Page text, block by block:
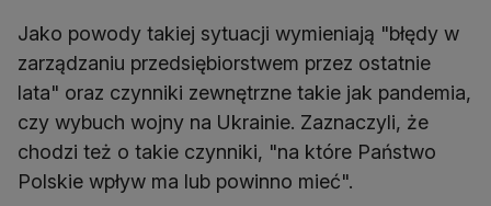
Jako powody takiej sytuacji wymieniają "błędy w
zarządzaniu przedsiębiorstwem przez ostatnie
lata" oraz czynniki zewnętrzne takie jak pandemia,
czy wybuch wojny na Ukrainie. Zaznaczyli, że
chodzi też o takie czynniki, "na które Państwo
Polskie wpływ ma lub powinno mieć".